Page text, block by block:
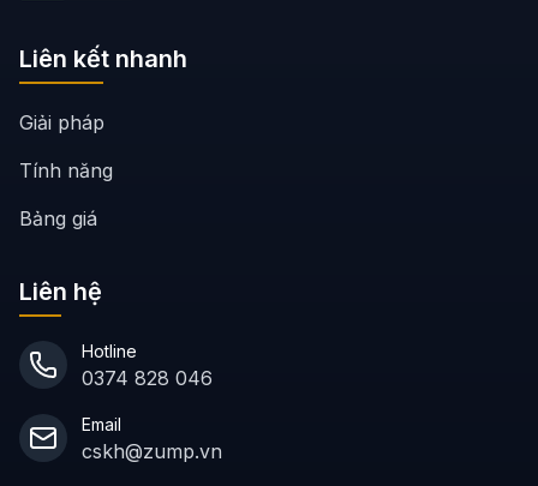
Liên kết nhanh
Giải pháp
Tính năng
Bảng giá
Liên hệ
Hotline
0374 828 046
Email
cskh@zump.vn